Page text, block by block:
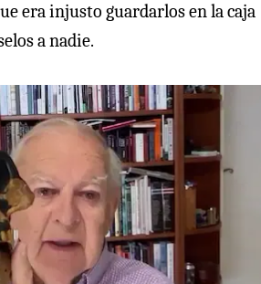
era injusto guardarlos en la caja
a nadie.